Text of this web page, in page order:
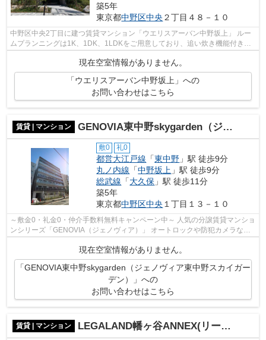
築5年
東京都中野区中央 ２丁目４８－１０
中野区中央2丁目に建つ賃貸マンション「ウエリスアーバン中野坂上」 ルー
ムプランニングは1K、1DK、1LDKをご用意しており、追い炊き機能付きバ
スや広いクローゼット、ルーフバルコニー...
現在空室情報がありません。
「ウエリスアーバン中野坂上」への
お問い合わせはこちら
賃貸 | マンション GENOVIA東中野skygarden（ジェノヴィア東中野スカイガーデン）
敷0 礼0
都営大江戸線 「東中野 」駅 徒歩9分
丸ノ内線 「中野坂上 」駅 徒歩9分
総武線 「大久保 」駅 徒歩11分
築5年
東京都中野区中央 １丁目１３－１０
～敷金0・礼金0・仲介手数料無料キャンペーン中～ 人気の分譲賃貸マンショ
ンシリーズ「GENOVIA（ジェノヴィア）」 オートロックや防犯カメラなど
現在空室情報がありません。
「GENOVIA東中野skygarden（ジェノヴィア東中野スカイガー
デン）」への
お問い合わせはこちら
賃貸 | マンション LEGALAND幡ヶ谷ANNEX(リーガランド幡ヶ谷アネックス)